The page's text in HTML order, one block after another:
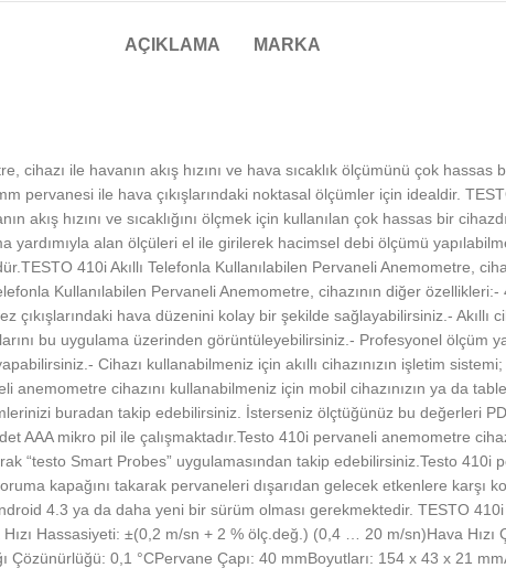
AÇIKLAMA MARKA
cihazı ile havanın akış hızını ve hava sıcaklık ölçümünü çok
pervanesi ile hava çıkışlarındaki noktasal ölçümler için idealdir.
akış hızını ve sıcaklığını ölçmek için kullanılan çok hassas bir
alan ölçüleri el ile girilerek hacimsel debi ölçümü
410i Akıllı Telefonla Kullanılabilen Pervaneli Anemometre,
Kullanılabilen Pervaneli Anemometre, cihazının diğer
hava düzenini kolay bir şekilde sağlayabilirsiniz.- Akıllı
bu uygulama üzerinden görüntüleyebilirsiniz.- Profesyonel ölçüm
Cihazı kullanabilmeniz için akıllı cihazınızın işletim
cihazını kullanabilmeniz için mobil cihazınızın ya da
buradan takip edebilirsiniz. İsterseniz ölçtüğünüz bu değerleri
AAA mikro pil ile çalışmaktadır.Testo 410i pervaneli anemometre
“testo Smart Probes” uygulamasından takip edebilirsiniz.Testo 410i
kapağını takarak pervaneleri dışarıdan gelecek etkenlere karşı
4.3 ya da daha yeni bir sürüm olması gerekmektedir. TESTO 410i
Hassasiyeti: ±(0,2 m/sn + 2 % ölç.değ.) (0,4 … 20 m/sn)Hava Hızı
Çözünürlüğü: 0,1 °CPervane Çapı: 40 mmBoyutları: 154 x 43 x 21